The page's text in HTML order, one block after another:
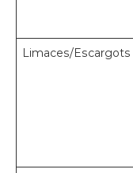
Limaces/Escargots